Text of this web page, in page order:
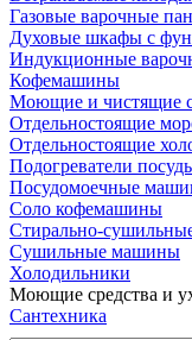
Газовые варочные
Духовые шкафы с
Индукционные
Кофемашины
Моющие и чистящие
Отдельностоящие
Отдельностоящие
Подогреватели
Посудомоечные
Соло кофемашины
Стирально-
Сушильные машины
Холодильники
Моющие средства и
Сантехника